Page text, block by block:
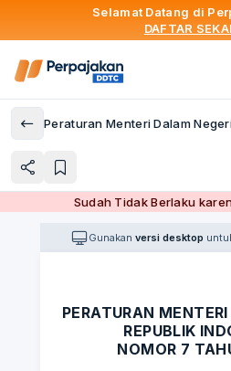
Selamat Datang di
DAFTAR
Peraturan Menteri Dalam
Sudah Tidak Berlaku
Gunakan versi desktop
PERATURAN
REPUBLIK
NOMOR 7